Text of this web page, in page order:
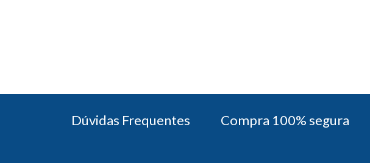
Dúvidas Frequentes Compra 100% segura